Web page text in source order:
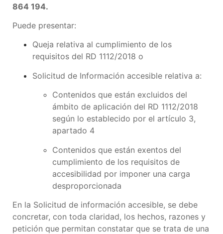
864 194.
Puede presentar:
Queja relativa al cumplimiento de los
requisitos del RD 1112/2018 o
Solicitud de Información accesible relativa a:
Contenidos que están excluidos del
ámbito de aplicación del RD 1112/2018
según lo establecido por el artículo 3,
apartado 4
Contenidos que están exentos del
cumplimiento de los requisitos de
accesibilidad por imponer una carga
desproporcionada
En la Solicitud de información accesible, se debe
concretar, con toda claridad, los hechos, razones y
petición que permitan constatar que se trata de una